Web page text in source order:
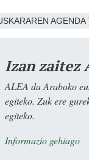
AGENDA
Izan zaitez
ALEA da Arabako
egiteko. Zuk ere
egiteko.
Informazio gehiago